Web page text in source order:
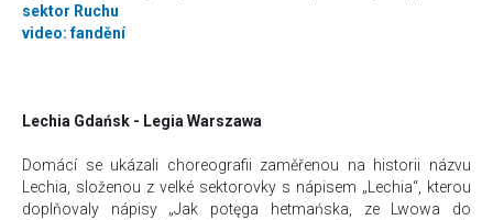
sektor Ruchu
video: fandění
Lechia Gdańsk - Legia Warszawa
Domácí se ukázali choreografii zaměřenou na historii názvu
Lechia, složenou z velké sektorovky s nápisem „Lechia“, kterou
doplňovaly nápisy „Jak potęga hetmańska, ze Lwowa do